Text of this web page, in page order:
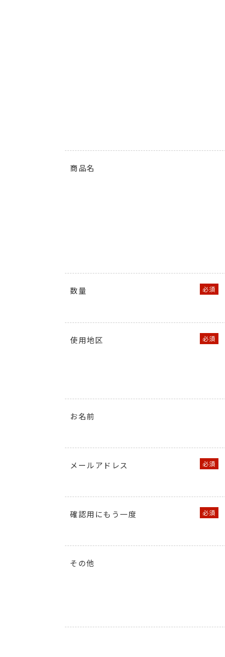
商品名
数量
使用地区
お名前
メールアドレス
確認用にもう一度
その他